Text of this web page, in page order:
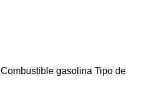
Combustible gasolina Tipo de